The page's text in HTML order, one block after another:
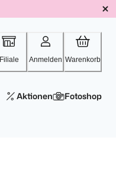
Filiale Anmelden Warenkorb
Aktionen Fotoshop